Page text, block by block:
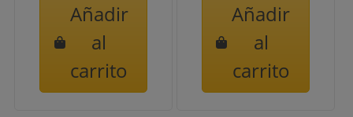
Añadir
al
carrito
Añadir
al
carrito